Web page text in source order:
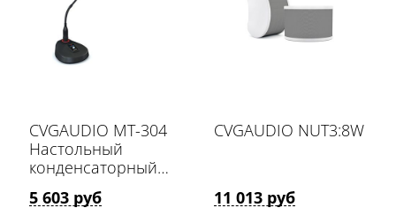
CVGAUDIO MT-304
Настольный
конденсаторный
микрофон
5 603 руб
CVGAUDIO NUT3:8W
11 013 руб